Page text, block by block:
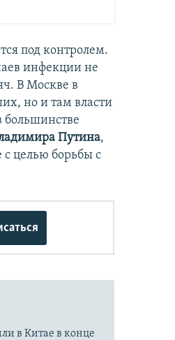
под контролем.
инфекции не
В Москве в
но и там власти
Путина,
с целью борьбы с
в Китае в конце